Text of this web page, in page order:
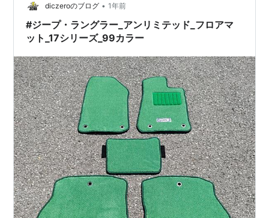
ちゃ売り場のセールは、ポイント15…
diczeroのブログ • 1年前
#ジープ・ラングラー_アンリミテッド_フロアマ
ット_17シリーズ_99カラー